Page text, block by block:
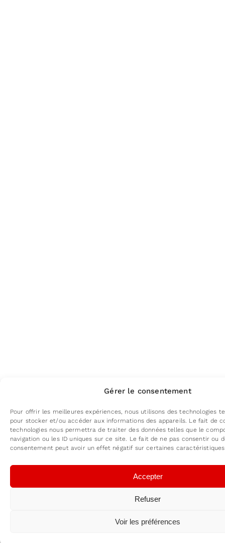
Gérer le consentement
Pour offrir les meilleures expériences, nous utilisons des technologies
pour stocker et/ou accéder aux informations des appareils. Le fait de
technologies nous permettra de traiter des données telles que le
navigation ou les ID uniques sur ce site. Le fait de ne pas consentir ou
consentement peut avoir un effet négatif sur certaines
Accepter
Refuser
Voir les préférences